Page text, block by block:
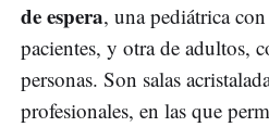
de espera, una pediátrica
pacientes, y otra de adultos,
personas. Son salas
profesionales, en las que